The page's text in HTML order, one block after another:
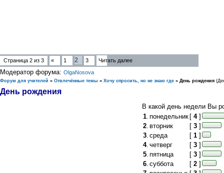
Страница 2 из 3 « 1 2 3 Читать далее
Модератор форума: OlgaNosova
Форум для учителей » Отвлечённые темы » Хочу спросить, но не знаю где » День рождения
День рождения
В какой день недели Вы
1. понедельник [ 4]
2. вторник [ 3 ]
3. среда [ 1 ]
4. четверг [ 3 ]
5. пятница [ 3 ]
6. суббота [ 2 ]